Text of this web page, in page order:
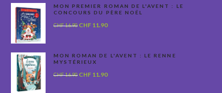
était :
CHF 8.00.
est :
CHF 5.00.
MON PREMIER ROMAN DE L'AVENT : LE
CONCOURS DU PÈRE NOËL
CHF16.90 Le
était :
CHF 16.90.
CHF11.90Le
est :
MON ROMAN DE L'AVENT : LE RENNE
MYSTÉRIEUX
CHF16.90 Le
CHF11.90Le